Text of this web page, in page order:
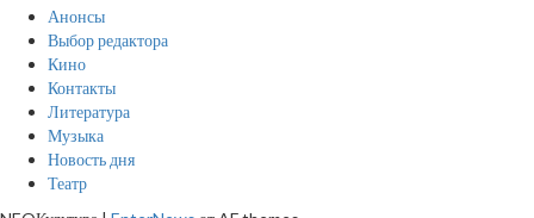
Анонсы
Выбор редактора
Кино
Контакты
Литература
Музыка
Новость дня
Театр